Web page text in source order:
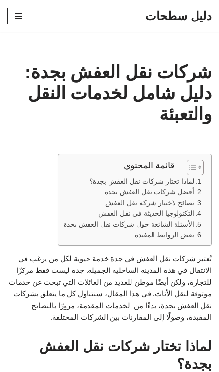
دليل سطحات
شركات نقل العفش بجدة:
دليل شامل لخدمات النقل
والتعبئة
قائمة المحتوي
لماذا تختار شركات نقل العفش بجدة؟
أفضل شركات نقل العفش بجدة
نصائح لاختيار شركة نقل العفش
التكنولوجيا الحديثة في نقل العفش
الأسئلة الشائعة حول شركات نقل العفش بجدة
بعض الروابط المفيدة
تُعتبر شركات نقل العفش في جدة خدمة حيوية لكل من يرغب في
الانتقال في هذه المدينة الساحلية الجميلة. جدة ليست فقط مركزًا
للتجارة، ولكن أيضًا موطن للعديد من العائلات التي تبحث عن خدمات
موثوقة لنقل الأثاث. في هذا المقال، سنتناول كل ما يتعلق بشركات
نقل العفش بجدة، بدءًا من الخدمات المقدمة، مرورًا بالنصائح
المفيدة، وصولًا إلى المقارنات بين الشركات المختلفة.
لماذا تختار شركات نقل العفش
بجدة؟